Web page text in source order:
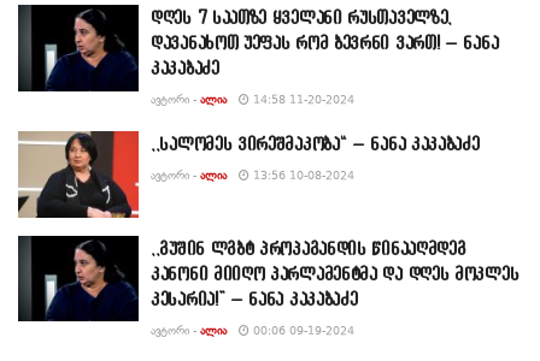
დღეს 7 საათზე ყველანი რუსთაველზე,
დავანახოთ უეფას რომ ბევრნი ვართ! – ნანა
კაკაბაძე
ᲐᲕᲢᲝᲠᲘ - ᲐᲚᲘᲐ 14:58 11-20-2024
,,სალომეს ვირეშმაკობა“ – ნანა კაკაბაძე
ᲐᲕᲢᲝᲠᲘ - ᲐᲚᲘᲐ 13:56 10-08-2024
,,გუშინ ლგბტ პროპაგანდის წინააღმდეგ
კანონი მიიღო პარლამენტმა და დღეს მოკლეს
კესარია!” – ნანა კაკაბაძე
ᲐᲕᲢᲝᲠᲘ - ᲐᲚᲘᲐ 00:06 09-19-2024